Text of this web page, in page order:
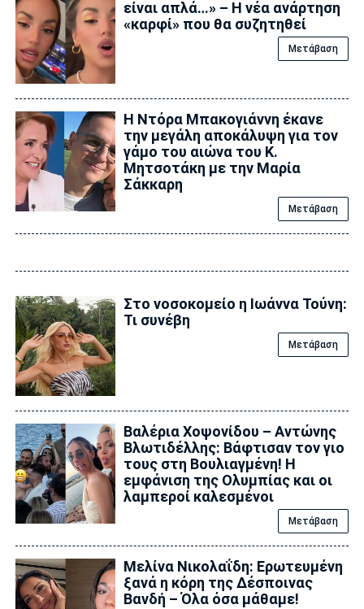
είναι απλά…» – Η νέα ανάρτηση
«καρφί» που θα συζητηθεί
Μετάβαση
Η Ντόρα Μπακογιάννη έκανε
την μεγάλη αποκάλυψη για τον
γάμο του αιώνα του Κ.
Μητσοτάκη με την Μαρία
Σάκκαρη
Μετάβαση
Στο νοσοκομείο η Ιωάννα Τούνη:
Τι συνέβη
Μετάβαση
Βαλέρια Χοψονίδου – Αντώνης
Βλωτιδέλλης: Βάφτισαν τον γιο
τους στη Βουλιαγμένη! Η
εμφάνιση της Ολυμπίας και οι
λαμπεροί καλεσμένοι
Μετάβαση
Μελίνα Νικολαΐδη: Ερωτευμένη
ξανά η κόρη της Δέσποινας
Βανδή – Όλα όσα μάθαμε!